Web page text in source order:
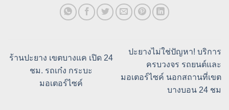
ร้านปะยาง เขตบางแค เปิด 24
ชม. รถเก๋ง กระบะ
มอเตอร์ไซค์
ปะยางไม่ใช่ปัญหา! บริการ
ครบวงจร รถยนต์และ
มอเตอร์ไซค์ นอกสถานที่เขต
บางบอน 24 ชม